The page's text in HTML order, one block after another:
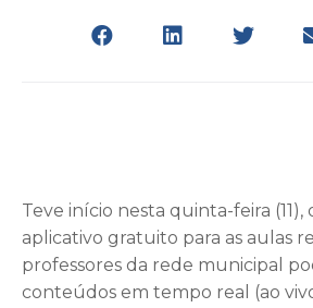
Teve início nesta quinta-feira (11),
aplicativo gratuito para as aulas
professores da rede municipal
conteúdos em tempo real (ao